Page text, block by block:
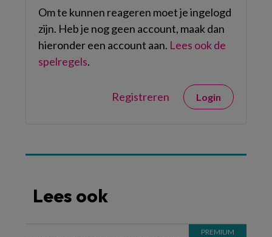
Om te kunnen reageren moet je ingelogd
zijn. Heb je nog geen account, maak dan
hieronder een account aan. Lees ook de
spelregels.
Registreren Login
Lees ook